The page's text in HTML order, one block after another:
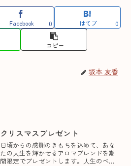
Facebook 0 はてブ 0
コピー
坂本 友香
クリスマスプレゼント
日頃からの感謝のきもちを込めて、あな
たの人生を輝かせるアロマブレンドを期
間限定でプレゼントします。人生のベー